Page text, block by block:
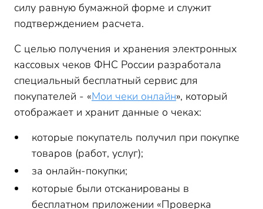
силу равную бумажной форме и служит
подтверждением расчета.
С целью получения и хранения электронных
кассовых чеков ФНС России разработала
специальный бесплатный сервис для
покупателей - «Мои чеки онлайн», который
отображает и хранит данные о чеках:
которые покупатель получил при покупке
товаров (работ, услуг);
за онлайн-покупки;
которые были отсканированы в
бесплатном приложении «Проверка